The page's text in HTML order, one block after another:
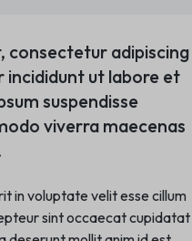
consectetur adipiscing
incididunt ut labore et
suspendisse
viverra maecenas
in voluptate velit esse cillum
sint occaecat cupidatat